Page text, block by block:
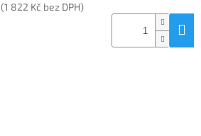
(1 822 Kč bez DPH)